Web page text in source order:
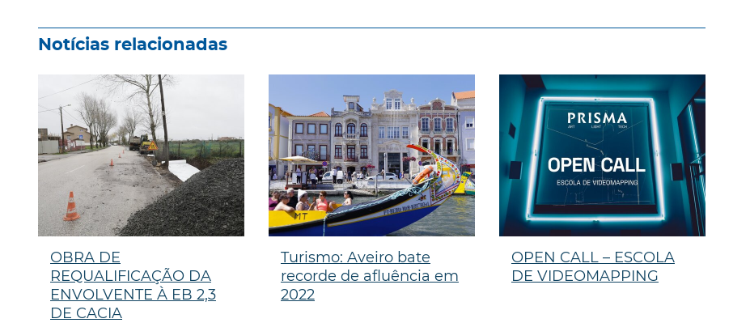
Notícias relacionadas
OBRA DE
REQUALIFICAÇÃO DA
ENVOLVENTE À EB 2,3
DE CACIA
Turismo: Aveiro bate
recorde de afluência em
2022
OPEN CALL – ESCOLA
DE VIDEOMAPPING